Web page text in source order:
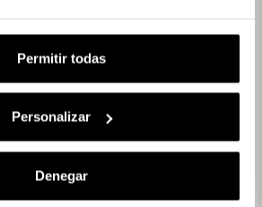
Permitir todas
Personalizar
Denegar